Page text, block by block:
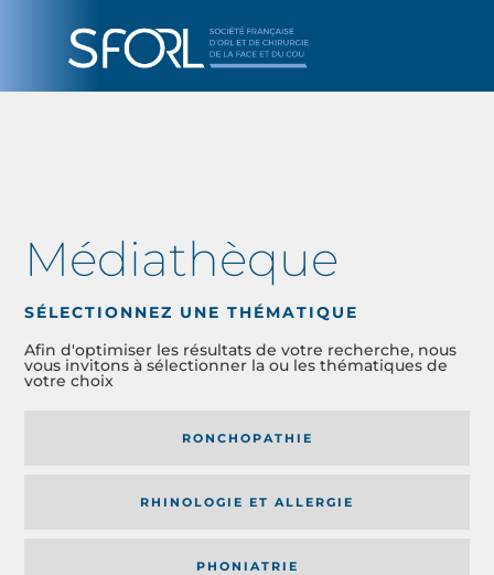
Médiathèque
SÉLECTIONNEZ UNE THÉMATIQUE
Afin d'optimiser les résultats de votre recherche, nous
vous invitons à sélectionner la ou les thématiques de
votre choix
RONCHOPATHIE
RHINOLOGIE ET ALLERGIE
PHONIATRIE